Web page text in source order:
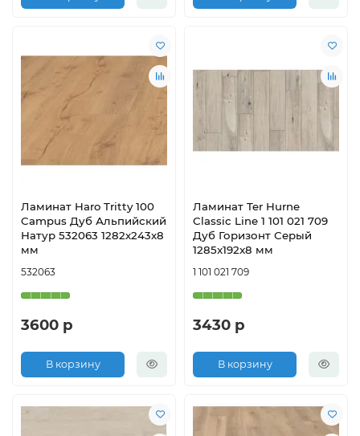
Ламинат Haro Tritty 100
Campus Дуб Альпийский
Натур 532063 1282х243х8
мм
532063
3600 р
В корзину
Ламинат Ter Hurne
Classic Line 1 101 021 709
Дуб Горизонт Серый
1285x192x8 мм
1 101 021 709
3430 р
В корзину